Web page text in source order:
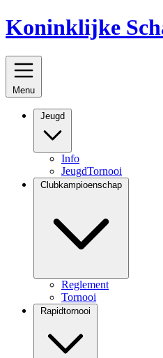
Koninklijke
Menu
Jeugd
Info
JeugdTornooi
Clubkampioenschap
Reglement
Tornooi
Rapidtornooi